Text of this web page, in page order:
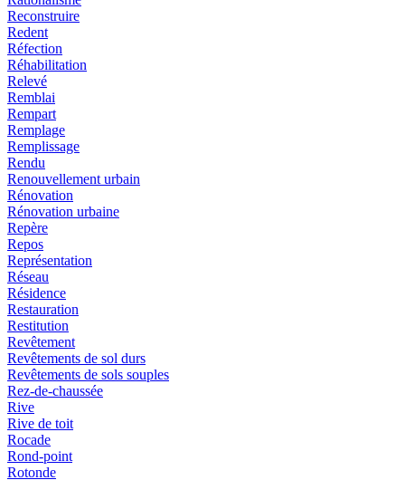
Reconstruire
Redent
Réfection
Réhabilitation
Relevé
Remblai
Rempart
Remplage
Remplissage
Rendu
Renouvellement urbain
Rénovation
Rénovation urbaine
Repère
Repos
Représentation
Réseau
Résidence
Restauration
Restitution
Revêtement
Revêtements de sol durs
Revêtements de sols souples
Rez-de-chaussée
Rive
Rive de toit
Rocade
Rond-point
Rotonde